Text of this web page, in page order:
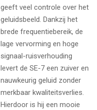
geeft veel controle over het
geluidsbeeld. Dankzij het
brede frequentiebereik, de
lage vervorming en hoge
signaal-ruisverhouding
levert de SE-7 een zuiver en
nauwkeurig geluid zonder
merkbaar kwaliteitsverlies.
Hierdoor is hij een mooie